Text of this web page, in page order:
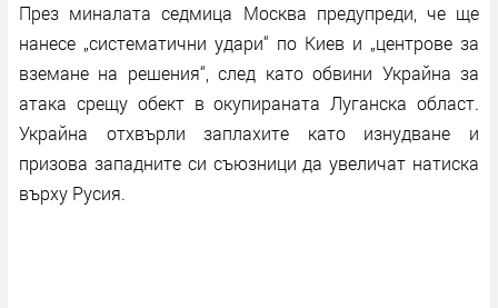
През миналата седмица Москва предупреди, че ще
нанесе „систематични удари“ по Киев и „центрове за
вземане на решения“, след като обвини Украйна за
атака срещу обект в окупираната Луганска област.
Украйна отхвърли заплахите като изнудване и
призова западните си съюзници да увеличат натиска
върху Русия.